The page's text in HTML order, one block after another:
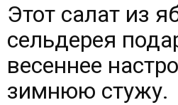
Этот салат из
сельдерея
весеннее
зимнюю стужу.